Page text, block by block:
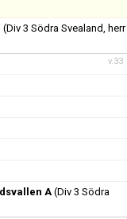
(Div 3 Södra Svealand, herr
v.33
A (Div 3 Södra